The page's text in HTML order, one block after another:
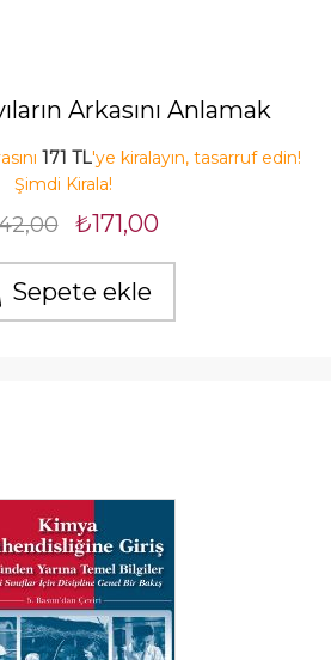
Arkasını Anlamak
171 TL'ye kiralayın, tasarruf edin!
Şimdi Kirala!
₺171,00
Sepete ekle